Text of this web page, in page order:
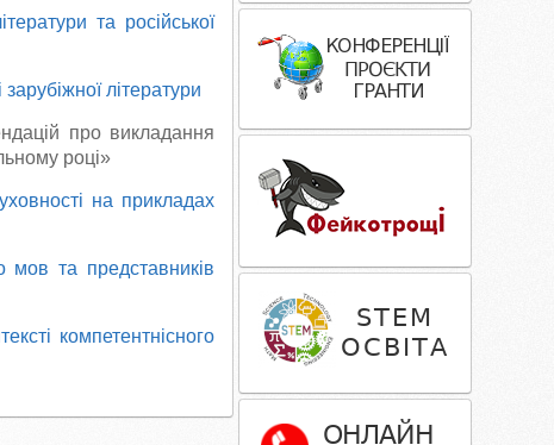
та російської
літератури
про викладання
році»
на прикладах
мов та представників
компетентнісного